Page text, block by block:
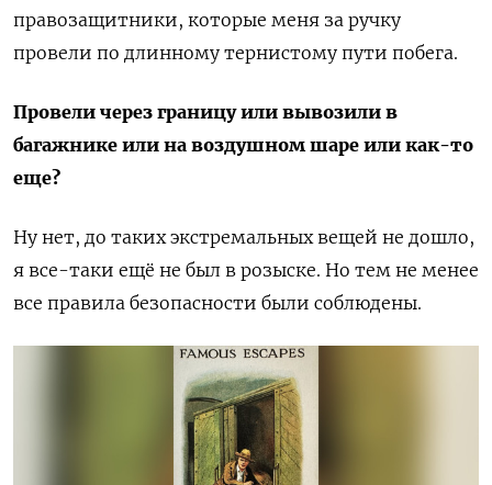
правозащитники, которые меня за ручку
провели по длинному тернистому пути побега.
Провели через границу или вывозили в
багажнике или на воздушном шаре или как-то
еще?
Ну нет, до таких экстремальных вещей не дошло,
я все-таки ещё не был в розыске. Но тем не менее
все правила безопасности были соблюдены.